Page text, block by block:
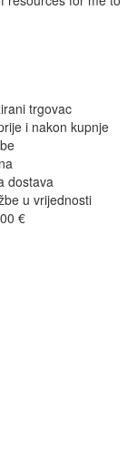
trgovac
i nakon kupnje
dostava
u vrijednosti
€